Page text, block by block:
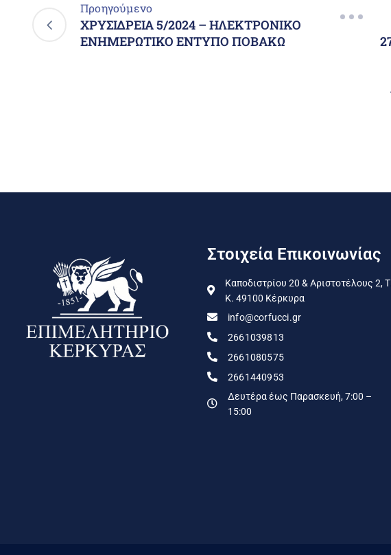
Προηγούμενο
ΧΡΥΣΙΔΡΕΙΑ 5/2024 – ΗΛΕΚΤΡΟΝΙΚΟ
ΕΝΗΜΕΡΩΤΙΚΟ ΕΝΤΥΠΟ ΠΟΒΑΚΩ
Στοιχεία Επικοινωνίας
Καποδιστρίου 20 & Αριστοτέλους 2,
Κ. 49100 Κέρκυρα
info@corfucci.gr
2661039813
2661080575
2661440953
Δευτέρα έως Παρασκευή, 7:00 –
15:00